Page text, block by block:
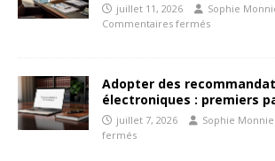
juillet 11, 2026
Sophie
Commentaires fermés
Adopter des
électroniques : premiers
juillet 7, 2026 Sophie
fermés